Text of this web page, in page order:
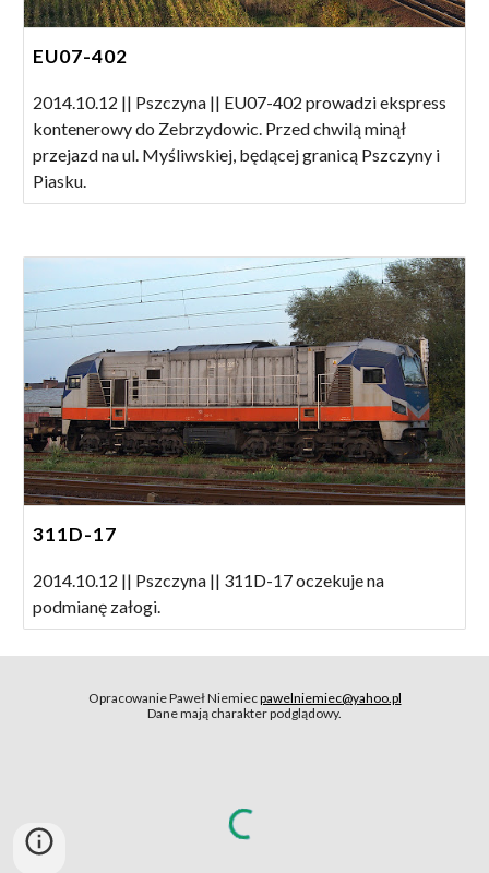
EU07-402
2014.10.12 || Pszczyna || EU07-402 prowadzi ekspress
kontenerowy do Zebrzydowic. Przed chwilą minął
przejazd na ul. Myśliwskiej, będącej granicą Pszczyny i
Piasku.
311D-17
2014.10.12 || Pszczyna || 311D-17 oczekuje na
podmianę załogi.
Opracowanie Paweł Niemiecpawelniemiec@yahoo.pl
Dane mają charakter podglądowy.